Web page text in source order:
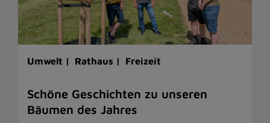
Umwelt | Rathaus | Freizeit
Schöne Geschichten zu unseren
Bäumen des Jahres